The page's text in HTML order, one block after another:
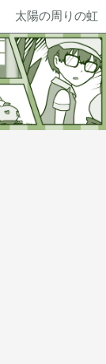
太陽の周りの虹